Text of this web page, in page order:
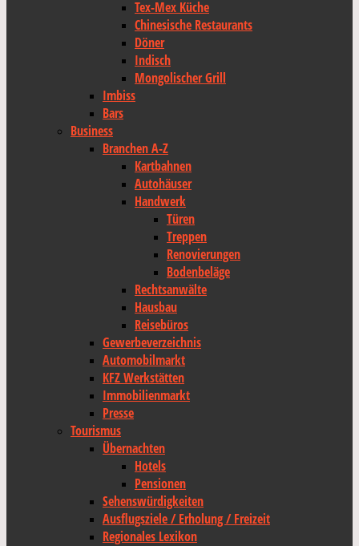
Tex-Mex Küche
Chinesische Restaurants
Döner
Indisch
Mongolischer Grill
Imbiss
Bars
Business
Branchen A-Z
Kartbahnen
Autohäuser
Handwerk
Türen
Treppen
Renovierungen
Bodenbeläge
Rechtsanwälte
Hausbau
Reisebüros
Gewerbeverzeichnis
Automobilmarkt
KFZ Werkstätten
Immobilienmarkt
Presse
Tourismus
Übernachten
Hotels
Pensionen
Sehenswürdigkeiten
Ausflugsziele / Erholung / Freizeit
Regionales Lexikon